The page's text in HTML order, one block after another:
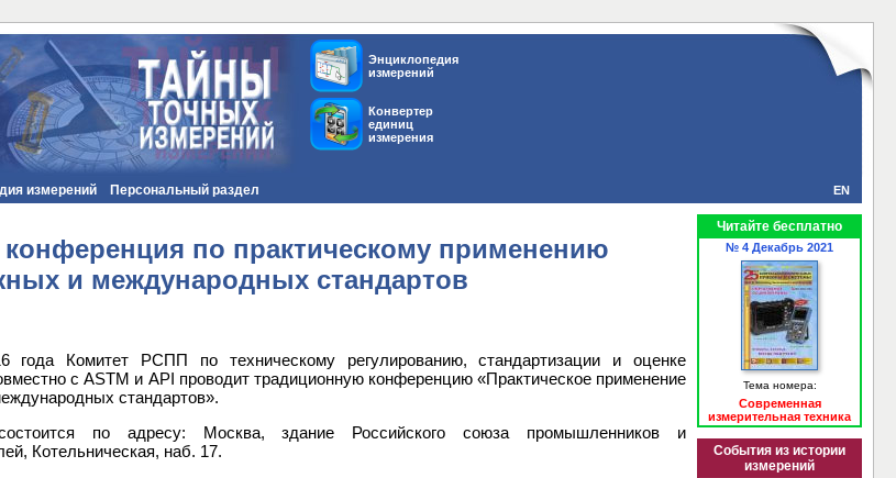
Энциклопедия
измерений
Конвертер
единиц
измерения
измерений Персональный раздел EN
по практическому применению
и международных стандартов
года Комитет РСПП по техническому регулированию, стандартизации и оценке
с ASTM и API проводит традиционную конференцию «Практическое применение
стандартов».
по адресу: Москва, здание Российского союза промышленников и
Котельническая, наб. 17.
Читайте бесплатно
№ 4 Декабрь 2021
Тема номера:
Современная
измерительная техника
События из истории
измерений